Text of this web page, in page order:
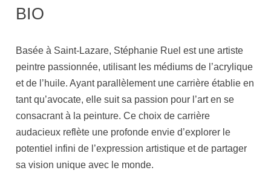
BIO
Basée à Saint-Lazare, Stéphanie Ruel est une artiste
peintre passionnée, utilisant les médiums de l’acrylique
et de l’huile. Ayant parallèlement une carrière établie en
tant qu’avocate, elle suit sa passion pour l’art en se
consacrant à la peinture. Ce choix de carrière
audacieux reflète une profonde envie d’explorer le
potentiel infini de l’expression artistique et de partager
sa vision unique avec le monde.